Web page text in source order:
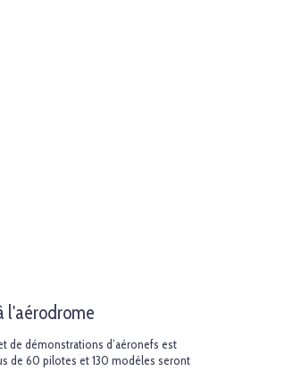
l'aérodrome
de démonstrations d’aéronefs est
de 60 pilotes et 130 modèles seront